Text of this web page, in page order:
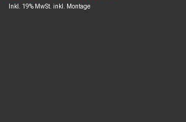
Inkl. 19% MwSt. inkl. Montage